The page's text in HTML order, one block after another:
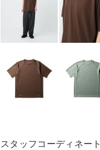
スタッフコーディネート